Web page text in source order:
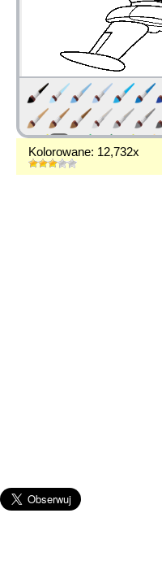
Kolorowane: 12,732x